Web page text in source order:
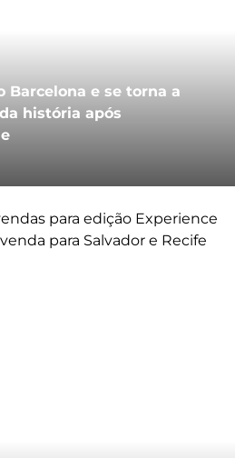
Barcelona e se torna a
história após